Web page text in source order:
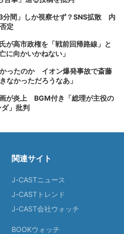
分間」しか視察せず？SNS拡散 内
定
が高市政権を「戦前回帰路線」と
向かいかねない」
ったのか イオン爆発事故で斎藤
なかっただろうなあ」
が炎上 BGM付き「総理が主役の
」批判
関連サイト
J-CASTニュース
J-CASTトレンド
J-CAST会社ウォッチ
BOOKウォッチ